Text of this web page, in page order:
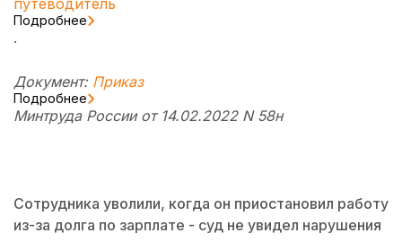
путеводитель
Подробнее
.
Документ: Приказ
Подробнее
Минтруда России от 14.02.2022 N 58н
Сотрудника уволили, когда он приостановил работу
из-за долга по зарплате - суд не увидел нарушения